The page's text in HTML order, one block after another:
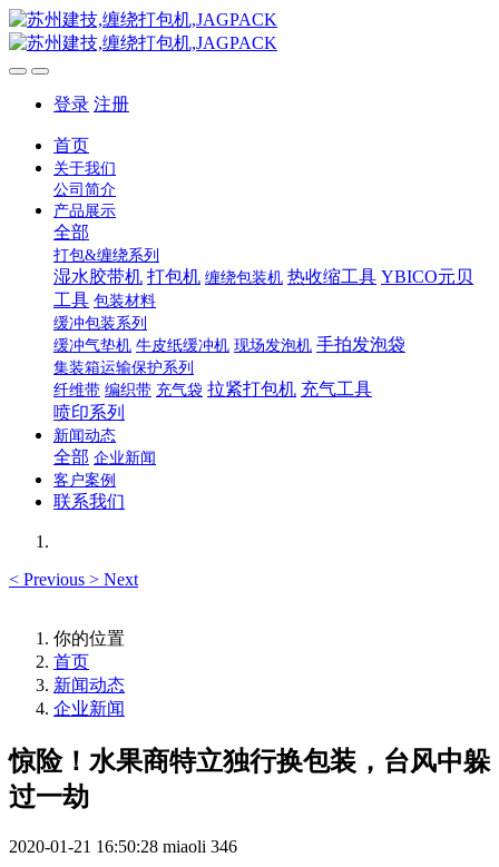
登录 注册
首页
关于我们
公司简介
产品展示
全部
打包&缠绕系列
湿水胶带机 打包机 缠绕包装机 热收缩工具 YBICO元贝
工具 包装材料
缓冲包装系列
缓冲气垫机 牛皮纸缓冲机 现场发泡机 手拍发泡袋
集装箱运输保护系列
纤维带 编织带 充气袋 拉紧打包机 充气工具
喷印系列
新闻动态
全部 企业新闻
客户案例
联系我们
< Previous > Next
你的位置
首页
新闻动态
企业新闻
惊险！水果商特立独行换包装，台风中躲
过一劫
2020-01-21 16:50:28 miaoli 346